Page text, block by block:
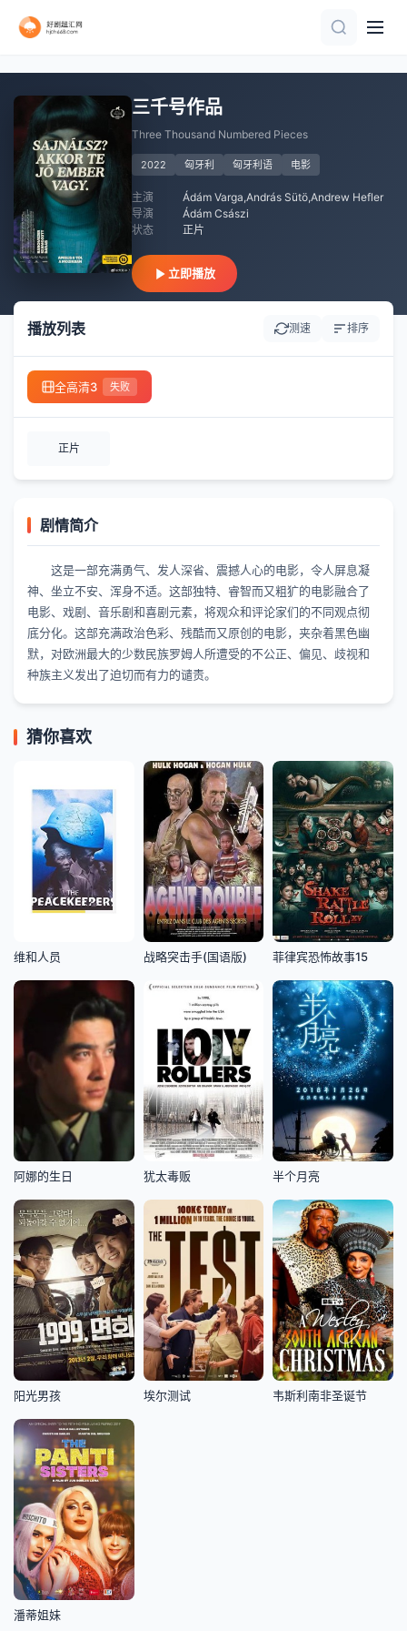
三千号作品
Three Thousand Numbered Pieces
2022 匈牙利 匈牙利语 电影
主演
Ádám Varga,András Sütö,Andrew Hefler
导演
Ádám Császi
状态
正片
立即播放
播放列表 测速 排序
全高清3 失败
正片
剧情简介
这是一部充满勇气、发人深省、震撼人心的电影，令人屏息凝
神、坐立不安、浑身不适。这部独特、睿智而又粗犷的电影融合了
电影、戏剧、音乐剧和喜剧元素，将观众和评论家们的不同观点彻
底分化。这部充满政治色彩、残酷而又原创的电影，夹杂着黑色幽
默，对欧洲最大的少数民族罗姆人所遭受的不公正、偏见、歧视和
种族主义发出了迫切而有力的谴责。
猜你喜欢
维和人员
正片
战略突击手(国语版)
HD中字
菲律宾恐怖故事15
高清
阿娜的生日
HD
犹太毒贩
已完结
半个月亮
HD
阳光男孩 埃尔测试
正片
韦斯利南非圣诞节
正片
潘蒂姐妹